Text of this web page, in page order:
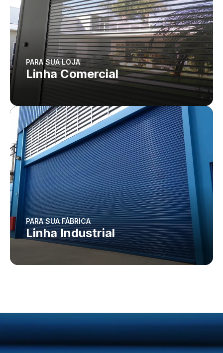
PARA SUA LOJA
Linha Comercial
PARA SUA FÁBRICA
Linha Industrial